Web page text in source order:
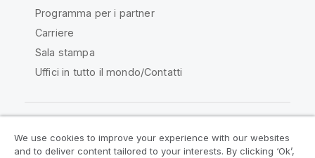
Programma per i partner
Carriere
Sala stampa
Uffici in tutto il mondo/Contatti
Qlik Community
We use cookies to improve your experience with our websites
and to deliver content tailored to your interests. By clicking ‘Ok’,